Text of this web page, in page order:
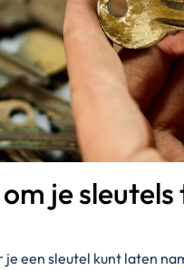
je
een sleutel kunt laten